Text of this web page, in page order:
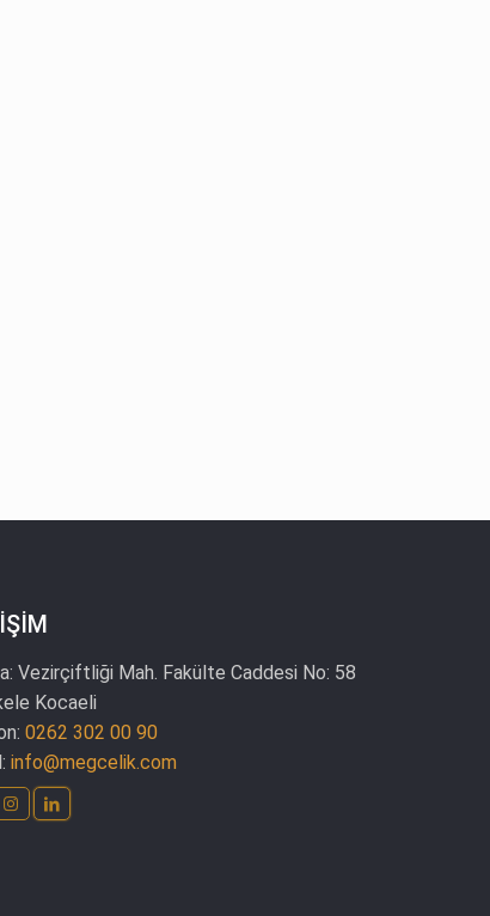
Vezirçiftliği Mah. Fakülte Caddesi No: 58
Kocaeli
0262 302 00 90
info@megcelik.com